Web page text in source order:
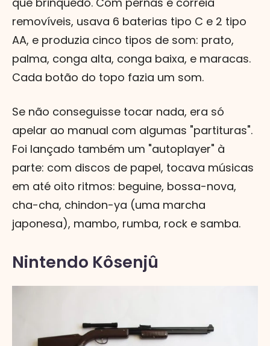
removíveis, usava 6 baterias tipo C e 2 tipo
AA, e produzia cinco tipos de som: prato,
palma, conga alta, conga baixa, e maracas.
Cada botão do topo fazia um som.
Se não conseguisse tocar nada, era só
apelar ao manual com algumas "partituras".
Foi lançado também um "autoplayer" à
parte: com discos de papel, tocava músicas
em até oito ritmos: beguine, bossa-nova,
cha-cha, chindon-ya (uma marcha
japonesa), mambo, rumba, rock e samba.
Nintendo Kôsenjû